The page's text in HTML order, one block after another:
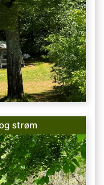
strøm